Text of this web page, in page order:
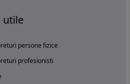
persone fizice
profesionisti